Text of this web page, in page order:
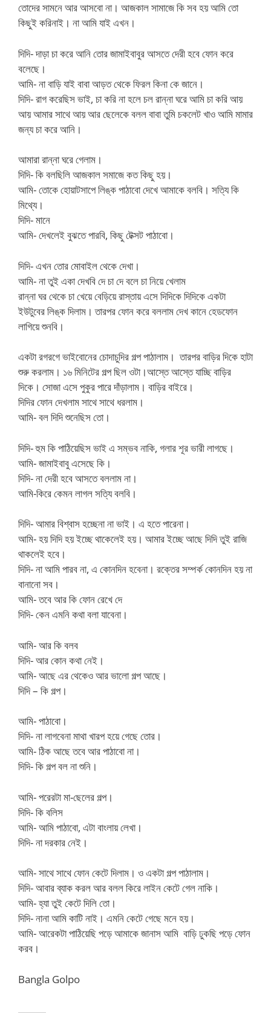
তোদের সামনে আর আসবো না। আজকাল সামাজে কি সব হয় আমি তো
কিছুই করিনাই। না আমি যাই এখন।
দিদি- দাড়া চা করে আনি তোর জামাইবাবুর আসতে দেরী হবে ফোন করে
বলেছে।
আমি- না বাড়ি যাই বাবা আড়ত থেকে ফিরল কিনা কে জানে।
দিদি- রাগ করেছিস ভাই, চা করি না হলে চল রান্না ঘরে আমি চা করি আয়
আয় আমার সাথে আয় আর ছেলেকে বলল বাবা তুমি চকলেট খাও আমি মামার
জন্য চা করে আনি।
আমারা রান্না ঘরে গেলাম।
দিদি- কি বলছিলি আজকাল সমাজে কত কিছু হয়।
আমি- তোকে হোয়াটসাপে লিঙ্ক পাঠাবো দেখে আমাকে বলবি। সত্যি কি
মিথ্যে।
দিদি- মানে
আমি- দেখলেই বুঝতে পারবি, কিছু টেক্সট পাঠাবো।
দিদি- এখন তোর মোবাইল থেকে দেখা।
আমি- না তুই একা দেখবি দে চা দে বলে চা নিয়ে খেলাম
রান্না ঘর থেকে চা খেয়ে বেড়িয়ে রাস্তায় এসে দিদিকে দিদিকে একটা
ইউটুবের লিঙ্ক দিলাম। তারপর ফোন করে বললাম দেখ কানে হেডফোন
লাগিয়ে শুনবি।
একটা রগরগে ভাইবোনের চোদাচুদির গল্প পাঠালাম। তারপর বাড়ির দিকে হাটা
শুরু করলাম। ১৬ মিনিটের গল্প ছিল ওটা।আস্তে আস্তে যাচ্ছি বাড়ির
দিকে। সোজা এসে পুকুর পারে দাঁড়ালাম। বাড়ির বাইরে।
দিদির ফোন দেখলাম সাথে সাথে ধরলাম।
আমি- বল দিদি শুনেছিস তো।
দিদি- হুম কি পাঠিয়েছিস ভাই এ সম্ভব নাকি, গলার শূর ভারী লাগছে।
আমি- জামাইবাবু এসেছে কি।
দিদি- না দেরী হবে আসতে বললাম না।
আমি-কিরে কেমন লাগল সত্যি বলবি।
দিদি- আমার বিশ্বাস হচ্ছেনা না ভাই। এ হতে পারেনা।
আমি- হয় দিদি হয় ইচ্ছে থাকেলেই হয়। আমার ইচ্ছে আছে দিদি তুই রাজি
থাকলেই হবে।
দিদি- না আমি পারব না, এ কোনদিন হবেনা। রক্তের সম্পর্ক কোনদিন হয় না
বানানো সব।
আমি- তবে আর কি ফোন রেখে দে
দিদি- কেন এমনি কথা বলা যাবেনা।
আমি- আর কি বলব
দিদি- আর কোন কথা নেই।
আমি- আছে এর থেকেও আর ভালো গল্প আছে।
দিদি – কি গল্প।
আমি- পাঠাবো।
দিদি- না লাগবেনা মাথা খারপ হয়ে গেছে তোর।
আমি- ঠিক আছে তবে আর পাঠাবো না।
দিদি- কি গল্প বল না শুনি।
আমি- পরেরটা মা-ছেলের গল্প।
দিদি- কি বলিস
আমি- আমি পাঠাবো, এটা বাংলায় লেখা।
দিদি- না দরকার নেই।
আমি- সাথে সাথে ফোন কেটে দিলাম। ও একটা গল্প পাঠালাম।
দিদি- আবার ব্যাক করল আর বলল কিরে লাইন কেটে গেল নাকি।
আমি- হ্যা তুই কেটে দিলি তো।
দিদি- নানা আমি কাটি নাই। এমনি কেটে গেছে মনে হয়।
আমি- আরেকটা পাঠিয়েছি পড়ে আমাকে জানাস আমি বাড়ি ঢুকছি পড়ে ফোন
করব।
Bangla Golpo